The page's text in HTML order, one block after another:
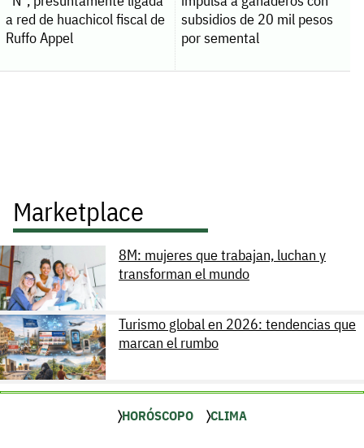
a red de huachicol fiscal de
Ruffo Appel
subsidios de 20 mil pesos
por semental
Marketplace
8M: mujeres que trabajan, luchan y
transforman el mundo
Turismo global en 2026: tendencias que
marcan el rumbo
HORÓSCOPO CLIMA